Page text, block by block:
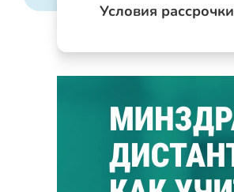
Условия рассрочки